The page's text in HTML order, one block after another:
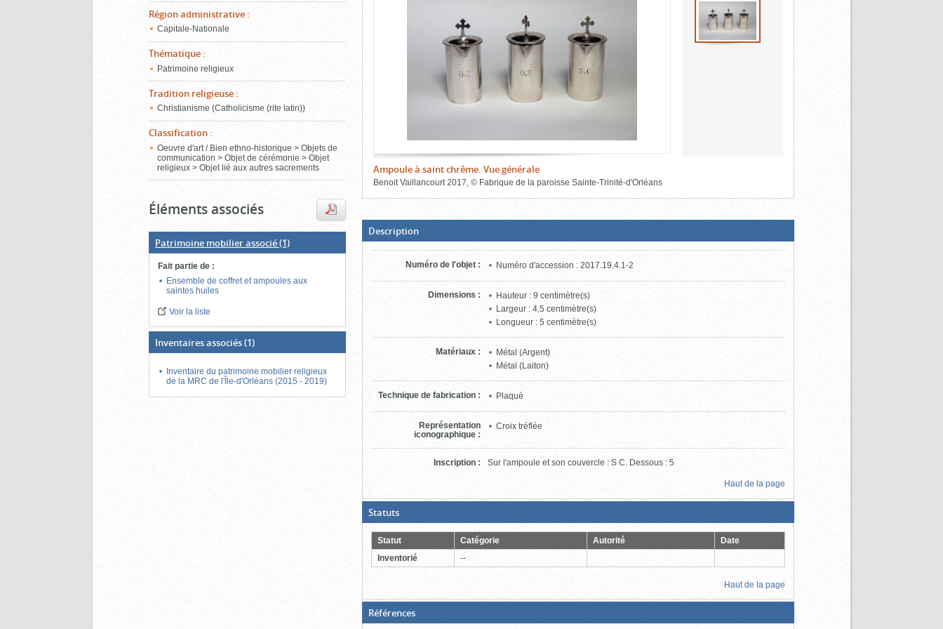
Région administrative :
Capitale-Nationale
Thématique :
Patrimoine religieux
Tradition religieuse :
Christianisme (Catholicisme (rite latin))
Classification :
Oeuvre d'art / Bien ethno-historique > Objets de
communication > Objet de cérémonie > Objet
religieux > Objet lié aux autres sacrements
Éléments associés
Patrimoine mobilier associé(1)
Fait partie de :
Ensemble de coffret et ampoules aux
saintes huiles
Voir la liste
Inventaires associés(1)
Inventaire du patrimoine mobilier religieux
de la MRC de l'Île-d'Orléans (2015 - 2019)
Ampoule à saint chrême. Vue générale
Benoit Vaillancourt 2017 © Fabrique de la paroisse Sainte-Trinité-d'Orléans
bloc
d'onglets
Description(Boite
ouverte,
cliquer
pour
fermer)
Numéro de l'objet : Numéro d'accession : 2017.19.4.1-2
Dimensions :
Hauteur : 9 centimètre(s)
Largeur : 4,5 centimètre(s)
Longueur : 5 centimètre(s)
Matériaux :
Métal (Argent)
Métal (Laiton)
Technique de fabrication : Plaqué
Représentation
iconographique :
Croix tréflée
Inscription : Sur l'ampoule et son couvercle : S C. Dessous : 5
Haut de la page
Statuts(Boite
ouverte,
cliquer
pour
fermer)
Statut Catégorie Autorité
Date
Inventorié
--
Haut de la page
Références(Boite
fermée,